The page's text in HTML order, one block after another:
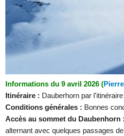
Informations du 9 avril 2026 (
Itinéraire : Dauberhorn par
Conditions générales : Bonnes
Accès au sommet du Daubenhorn :
alternant avec quelques passages